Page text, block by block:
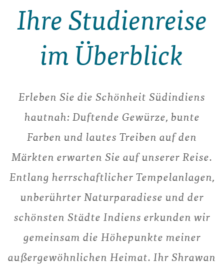
Ihre Studienreise
im Überblick
Erleben Sie die Schönheit Südindiens
hautnah: Duftende Gewürze, bunte
Farben und lautes Treiben auf den
Märkten erwarten Sie auf unserer Reise.
Entlang herrschaftlicher Tempelanlagen,
unberührter Naturparadiese und der
schönsten Städte Indiens erkunden wir
gemeinsam die Höhepunkte meiner
außergewöhnlichen Heimat. Ihr Shrawan